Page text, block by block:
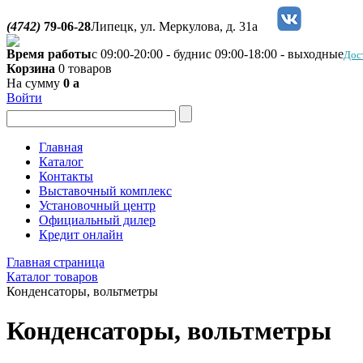
(4742) 79-06-28Липецк, ул. Меркулова, д. 31а
Время работыс 09:00-20:00 - буднис 09:00-18:00 - выходные
Корзина 0 товаров
На сумму 0 a
Войти
Главная
Каталог
Контакты
Выставочный комплекс
Установочный центр
Официальный дилер
Кредит онлайн
Главная страница
Каталог товаров
Конденсаторы, вольтметры
Конденсаторы, вольтметры